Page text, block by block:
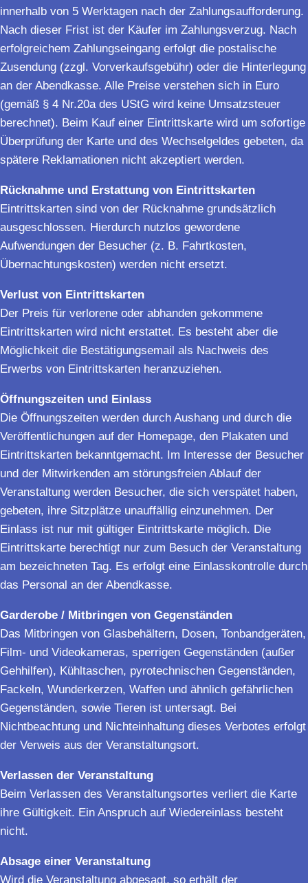
innerhalb von 5 Werktagen nach der Zahlungsaufforderung.
Nach dieser Frist ist der Käufer im Zahlungsverzug. Nach
erfolgreichem Zahlungseingang erfolgt die postalische
Zusendung (zzgl. Vorverkaufsgebühr) oder die Hinterlegung
an der Abendkasse. Alle Preise verstehen sich in Euro
(gemäß § 4 Nr.20a des UStG wird keine Umsatzsteuer
berechnet). Beim Kauf einer Eintrittskarte wird um sofortige
Überprüfung der Karte und des Wechselgeldes gebeten, da
spätere Reklamationen nicht akzeptiert werden.
Rücknahme und Erstattung von Eintrittskarten
Eintrittskarten sind von der Rücknahme grundsätzlich
ausgeschlossen. Hierdurch nutzlos gewordene
Aufwendungen der Besucher (z. B. Fahrtkosten,
Übernachtungskosten) werden nicht ersetzt.
Verlust von Eintrittskarten
Der Preis für verlorene oder abhanden gekommene
Eintrittskarten wird nicht erstattet. Es besteht aber die
Möglichkeit die Bestätigungsemail als Nachweis des
Erwerbs von Eintrittskarten heranzuziehen.
Öffnungszeiten und Einlass
Die Öffnungszeiten werden durch Aushang und durch die
Veröffentlichungen auf der Homepage, den Plakaten und
Eintrittskarten bekanntgemacht. Im Interesse der Besucher
und der Mitwirkenden am störungsfreien Ablauf der
Veranstaltung werden Besucher, die sich verspätet haben,
gebeten, ihre Sitzplätze unauffällig einzunehmen. Der
Einlass ist nur mit gültiger Eintrittskarte möglich. Die
Eintrittskarte berechtigt nur zum Besuch der Veranstaltung
am bezeichneten Tag. Es erfolgt eine Einlasskontrolle durch
das Personal an der Abendkasse.
Garderobe / Mitbringen von Gegenständen
Das Mitbringen von Glasbehältern, Dosen, Tonbandgeräten,
Film- und Videokameras, sperrigen Gegenständen (außer
Gehhilfen), Kühltaschen, pyrotechnischen Gegenständen,
Fackeln, Wunderkerzen, Waffen und ähnlich gefährlichen
Gegenständen, sowie Tieren ist untersagt. Bei
Nichtbeachtung und Nichteinhaltung dieses Verbotes erfolgt
der Verweis aus der Veranstaltungsort.
Verlassen der Veranstaltung
Beim Verlassen des Veranstaltungsortes verliert die Karte
ihre Gültigkeit. Ein Anspruch auf Wiedereinlass besteht
nicht.
Absage einer Veranstaltung
Wird die Veranstaltung abgesagt, so erhält der